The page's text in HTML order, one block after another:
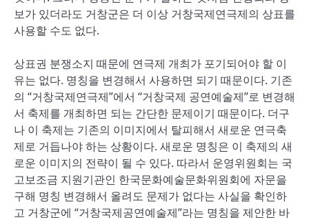
보가 있더라도 거창군은 더 이상 거창국제연극제의 상표를
사용할 수도 없다.
상표권 분쟁소지 때문에 연극제 개최가 포기되어야 할 이
유는 없다. 명칭을 변경해서 사용하면 되기 때문이다. 기존
의 “거창국제연극제”에서 “거창국제 공연예술제”로 변경해
서 축제를 개최하면 되는 간단한 문제이기 때문이다. 더구
나 이 축제는 기존의 이미지에서 탈피해서 새로운 연극축
제로 거듭나야 하는 상황이다. 새로운 명칭은 이 축제의 새
로운 이미지의 전략이 될 수 있다. 따라서 운영위원회는 국
고보조금 지원기관인 한국문화예술문화위원회에 자문을
구해 명칭 변경해서 올려도 문제가 없다는 사실을 확인하
고 거창군에 “거창국제공연예술제”라는 명칭을 제안한 바